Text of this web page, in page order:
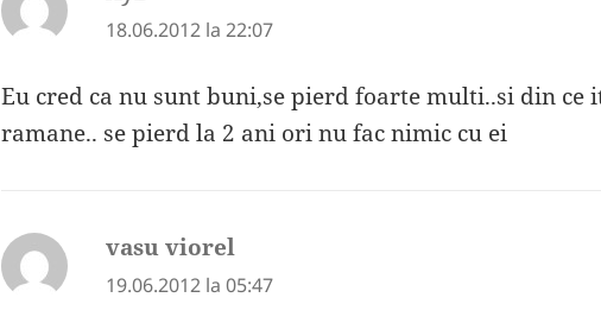
18.06.2012 la 22:07
Eu cred ca nu sunt buni,se pierd foarte multi..si din ce
ramane.. se pierd la 2 ani ori nu fac nimic cu ei
vasu viorel
19.06.2012 la 05:47